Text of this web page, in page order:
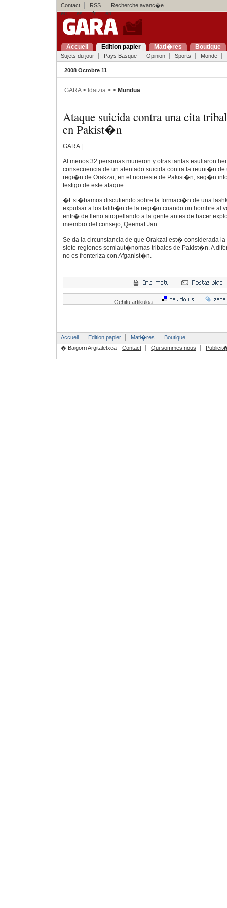
Contact RSS
Recherche avanc�e
eu
es fr en
Accueil Edition papier Mati�res Boutique
Sujets du jour Pays Basque Opinion Sports Monde
2008 Octobre 11
GARA> Idatzia > > Mundua
Ataque suicida contra una cita
en Pakist�n
GARA |
Al menos 32 personas murieron y otras tantas esultaron
consecuencia de un atentado suicida contra la reuni�n de
regi�n de Orakzai, en el noroeste de Pakist�n, seg�n
testigo de este ataque.
�Est�bamos discutiendo sobre la formaci�n de una
expulsar a los talib�n de la regi�n cuando un hombre al
entr� de lleno atropellando a la gente antes de hacer
miembro del consejo, Qeemat Jan.
Se da la circunstancia de que Orakzai est� considerada
siete regiones semiaut�nomas tribales de Pakist�n. A
no es fronteriza con Afganist�n.
Gehitu artikuloa:
Accueil Edition papier Mati�res
Boutique
� Baigorri Argitaletxea
Contact Qui sommes nous